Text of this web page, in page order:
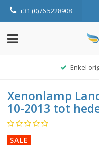
+31 (0)76 5228908
Enkel
Xenonlamp
10-2013 tot
SALE